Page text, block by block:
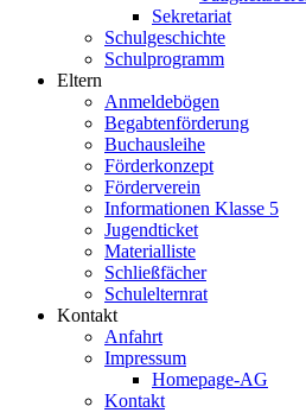
Sekretariat
Schulgeschichte
Schulprogramm
Eltern
Anmeldebögen
Begabtenförderung
Buchausleihe
Förderkonzept
Förderverein
Informationen Klasse 5
Jugendticket
Materialliste
Schließfächer
Schulelternrat
Kontakt
Anfahrt
Impressum
Homepage-AG
Kontakt